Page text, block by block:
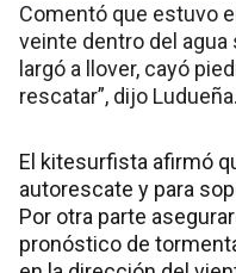
Comentó que estuvo
veinte dentro del agua
largó a llover, cayó
rescatar”, dijo Ludueña.
El kitesurfista afirmó
autorescate y para
Por otra parte
pronóstico de